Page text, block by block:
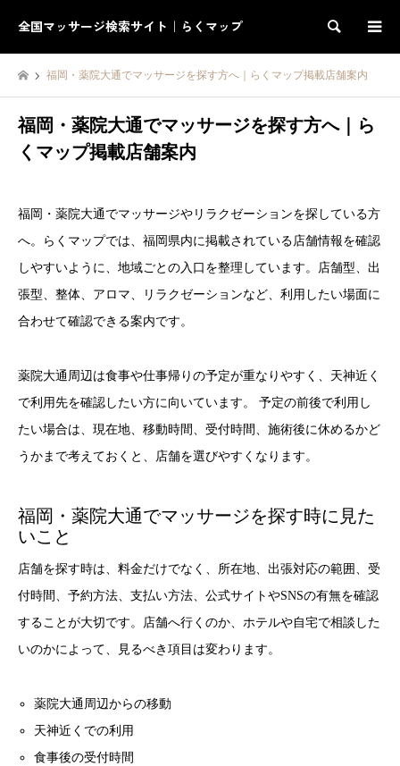
全国マッサージ検索サイト｜らくマップ 検索
福岡・薬院大通でマッサージを探す方へ｜らくマップ掲載店舗案内
福岡・薬院大通でマッサージを探す方へ｜ら
くマップ掲載店舗案内
福岡・薬院大通でマッサージやリラクゼーションを探している方
へ。らくマップでは、福岡県内に掲載されている店舗情報を確認
しやすいように、地域ごとの入口を整理しています。店舗型、出
張型、整体、アロマ、リラクゼーションなど、利用したい場面に
合わせて確認できる案内です。
薬院大通周辺は食事や仕事帰りの予定が重なりやすく、天神近く
で利用先を確認したい方に向いています。 予定の前後で利用し
たい場合は、現在地、移動時間、受付時間、施術後に休めるかど
うかまで考えておくと、店舗を選びやすくなります。
福岡・薬院大通でマッサージを探す時に見た
いこと
店舗を探す時は、料金だけでなく、所在地、出張対応の範囲、受
付時間、予約方法、支払い方法、公式サイトやSNSの有無を確認
することが大切です。店舗へ行くのか、ホテルや自宅で相談した
いのかによって、見るべき項目は変わります。
薬院大通周辺からの移動
天神近くでの利用
食事後の受付時間